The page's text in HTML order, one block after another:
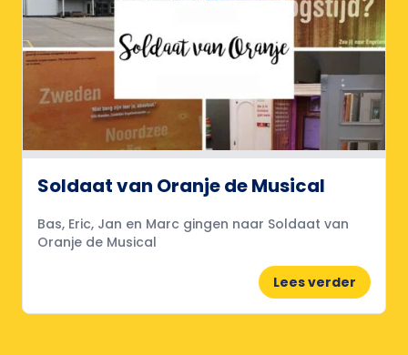
Soldaat van Oranje de Musical
Bas, Eric, Jan en Marc gingen naar Soldaat van
Oranje de Musical
Lees verder